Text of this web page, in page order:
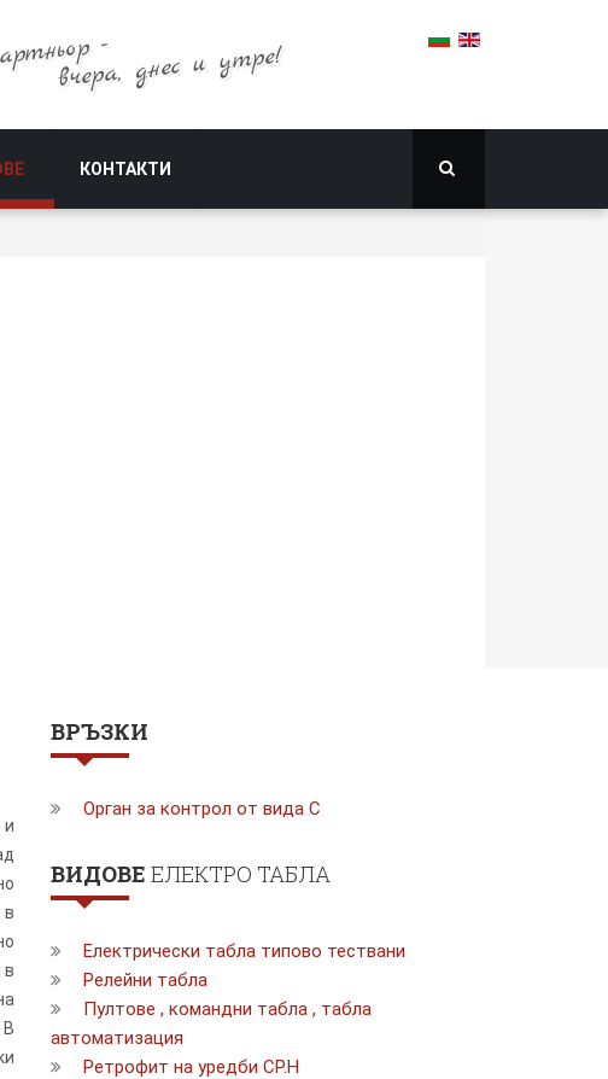
-
вчера, днес и утре!
КОНТАКТИ
и
в
В
ВРЪЗКИ
Орган за контрол от вида С
ВИДОВЕ ЕЛЕКТРО ТАБЛА
Електрически табла типово тествани
Релейни табла
Пултове , командни табла , табла
автоматизация
Ретрофит на уредби СР.Н